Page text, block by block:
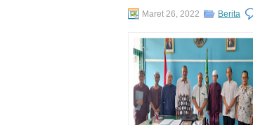
Maret 26, 2022 Berita